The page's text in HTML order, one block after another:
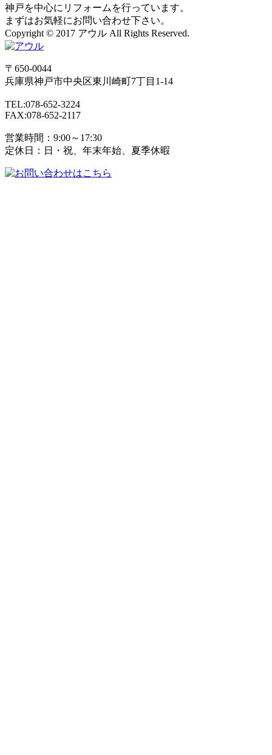
神戸を中心にリフォームを行っています。
まずはお気軽にお問い合わせ下さい。
Copyright © 2017 アウル All Rights Reserved.
〒650-0044
兵庫県神戸市中央区東川崎町7丁目1-14
TEL:078-652-3224
FAX:078-652-2117
営業時間：9:00～17:30
定休日：日・祝、年末年始、夏季休暇